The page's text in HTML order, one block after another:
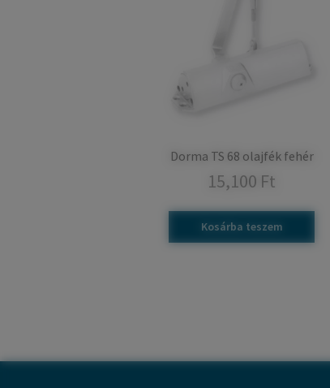
Dorma TS 68 olajfék fehér
15,100 Ft
Kosárba teszem